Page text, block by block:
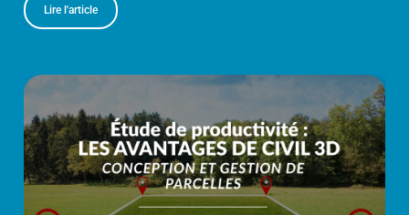
Lire l'article